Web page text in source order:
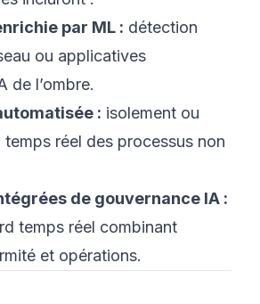
par ML : détection
ou applicatives
de l’ombre.
: isolement ou
réel des processus non
de gouvernance IA :
temps réel combinant
et opérations.